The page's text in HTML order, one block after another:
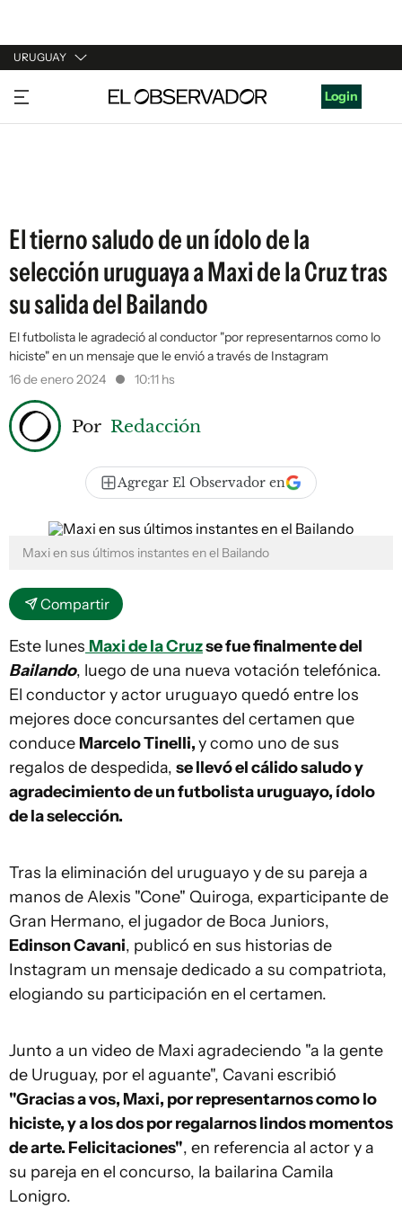
URUGUAY
URUGUAY
ARGENTINA
Login
El tierno saludo de un ídolo de la
selección uruguaya a Maxi de la Cruz tras
su salida del Bailando
El futbolista le agradeció al conductor "por representarnos como lo
hiciste" en un mensaje que le envió a través de Instagram
16 de enero 2024
10:11 hs
Por Redacción
Agregar El Observador en
Maxi en sus últimos instantes en el Bailando
Compartir
Este lunes Maxi de la Cruzse fue finalmente del
Bailando, luego de una nueva votación telefónica.
El conductor y actor uruguayo quedó entre los
mejores doce concursantes del certamen que
conduce Marcelo Tinelli,y como uno de sus
regalos de despedida, se llevó el cálido saludo y
agradecimiento de un futbolista uruguayo, ídolo
de la selección.
Tras la eliminación del uruguayo y de su pareja a
manos de Alexis "Cone" Quiroga, exparticipante de
Gran Hermano, el jugador de Boca Juniors,
Edinson Cavani, publicó en sus historias de
Instagram un mensaje dedicado a su compatriota,
elogiando su participación en el certamen.
Junto a un video de Maxi agradeciendo "a la gente
de Uruguay, por el aguante", Cavani escribió
"Gracias a vos, Maxi, por representarnos como lo
hiciste, y a los dos por regalarnos lindos momentos
de arte. Felicitaciones", en referencia al actor y a
su pareja en el concurso, la bailarina Camila
Lonigro.